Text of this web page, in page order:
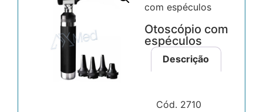
com espéculos
Otoscópio com
espéculos
Descrição
Cód. 2710